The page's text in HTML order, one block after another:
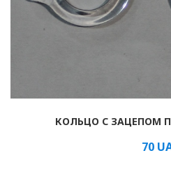
КОЛЬЦО С ЗАЦЕПОМ
70